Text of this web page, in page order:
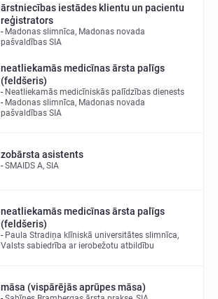
ārstniecības iestādes klientu un pacientu
reģistrators
Madonas slimnīca, Madonas novada
pašvaldības SIA
neatliekamās medicīnas ārsta palīgs
(feldšeris)
Neatliekamās medicīniskās palīdzības dienests
Madonas slimnīca, Madonas novada
pašvaldības SIA
zobārsta asistents
SMAIDS A, SIA
neatliekamās medicīnas ārsta palīgs
(feldšeris)
Paula Stradiņa klīniskā universitātes slimnīca,
Valsts sabiedrība ar ierobežotu atbildību
māsa (vispārējās aprūpes māsa)